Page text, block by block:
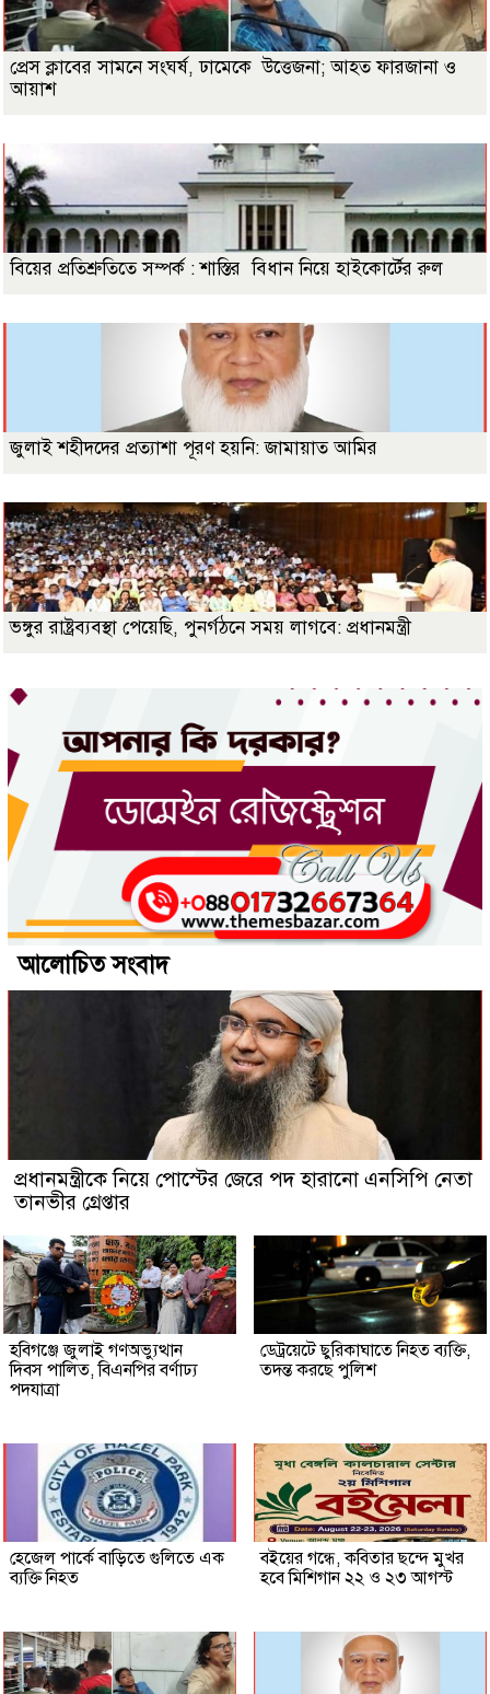
প্রেস ক্লাবের সামনে সংঘর্ষ, ঢামেকে উত্তেজনা; আহত ফারজানা ও
আয়াশ
বিয়ের প্রতিশ্রুতিতে সম্পর্ক : শাস্তির বিধান নিয়ে হাইকোর্টের রুল
জুলাই শহীদদের প্রত্যাশা পূরণ হয়নি: জামায়াত আমির
ভঙ্গুর রাষ্ট্রব্যবস্থা পেয়েছি, পুনর্গঠনে সময় লাগবে: প্রধানমন্ত্রী
আলোচিত সংবাদ
প্রধানমন্ত্রীকে নিয়ে পোস্টের জেরে পদ হারানো এনসিপি নেতা
তানভীর গ্রেপ্তার
হবিগঞ্জে জুলাই গণঅভ্যুত্থান
দিবস পালিত, বিএনপির বর্ণাঢ্য
পদযাত্রা
ডেট্রয়েটে ছুরিকাঘাতে নিহত ব্যক্তি,
তদন্ত করছে পুলিশ
হেজেল পার্কে বাড়িতে গুলিতে এক
ব্যক্তি নিহত
বইয়ের গন্ধে, কবিতার ছন্দে মুখর
হবে মিশিগান ২২ ও ২৩ আগস্ট